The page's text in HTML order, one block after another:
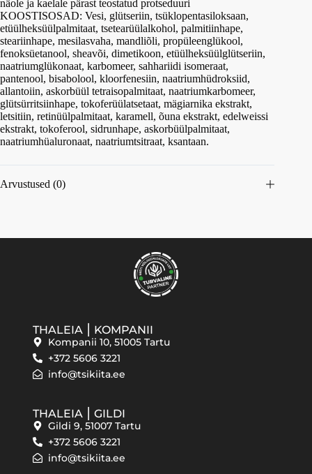
näole ja kaelale pärast teostatud protseduuri
KOOSTISOSAD: Vesi, glütseriin, tsüklopentasiloksaan,
etüülheksüülpalmitaat, tsetearüülalkohol, palmitiinhape,
steariinhape, mesilasvaha, mandliõli, propüleenglükool,
fenoksüetanool, sheavõi, dimetikoon, etüülheksüülglütseriin,
naatriumglükonaat, karbomeer, sahhariidi isomeraat,
pantenool, bisabolool, kloorfenesiin, naatriumhüdroksiid,
allantoiin, askorbüül tetraisopalmitaat, naatriumkarbomeer,
glütsürritsiinhape, tokoferüülatsetaat, mägiarnika ekstrakt,
letsitiin, retinüülpalmitaat, karamell, õuna ekstrakt, edelweissi
ekstrakt, tokoferool, sidrunhape, askorbüülpalmitaat,
naatriumhüaluronaat, naatriumtsitraat, ksantaan.
Arvustused (0)
THALEIA ⎮ KOMPANII
Kompanii 10, 51005 Tartu
+372 5606 3221
info@tsikiita.ee
THALEIA ⎮ GILDI
Gildi 9, 51007 Tartu
+372 5606 3221
info@tsikiita.ee